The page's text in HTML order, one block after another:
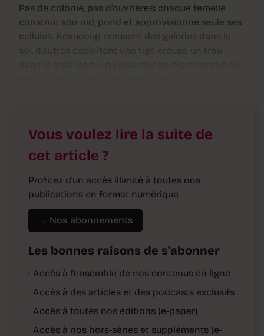
Pas de colonie, pas d’ouvrières: chaque femelle
construit son nid, pond et approvisionne seule ses
cellules. Beaucoup creusent des galeries dans le
Vous voulez lire la suite de
cet article ?
Profitez d'un accès illimité à toutes nos
publications en format numérique
→ Nos abonnements
Les bonnes raisons de s'abonner
· Accès à l'ensemble de nos contenus en ligne
· Accès à des articles et des podcasts exclusifs
· Accès à toutes nos éditions (e-paper)
· Accès à nos hors-séries et suppléments (e-